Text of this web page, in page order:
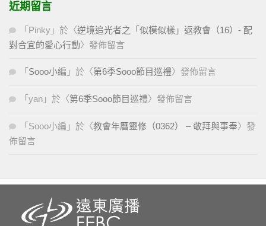
近期留言
「 Pinky 」於〈逆境追光者之「似模似樣」返教會（16）- 配
對合宜的愛心行動〉發佈留言
「 Sooo小編 」於〈第6季Sooo節目巡禮〉發佈留言
「 yan 」於〈第6季Sooo節目巡禮〉發佈留言
「 Sooo小編 」於〈教會年曆靈修（0362） – 敬拜與事奉〉發
佈留言